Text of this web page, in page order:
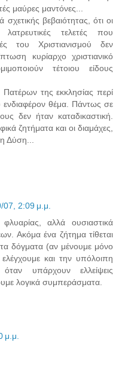
μαύρες μαντόνες...
σχετικής βεβαιότητας, ότι οι
λατρευτικές τελετές που
του Χριστιανισμού δεν
κυρίαρχο χριστιανικό
τέτοιου είδους
της εκκλησίας περί
ενδιαφέρον θέμα. Πάντως σε
δεν ήταν καταδικαστική.
ζητήματα και οι διαμάχες,
Δύση...
07, 2:09 μ.μ.
αλλά ουσιαστικά
Ακόμα ένα ζήτημα τίθεται
δόγματα (αν μένουμε μόνο
και την υπόλοιπη
υπάρχουν ελλείψεις
λογικά συμπεράσματα.
μ.μ.